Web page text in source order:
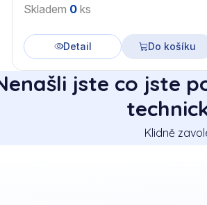
Skladem 0 ks
Detail Do košíku
jste co jste
Klidně